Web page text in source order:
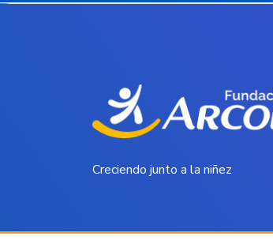
Creciendo junto a la niñez